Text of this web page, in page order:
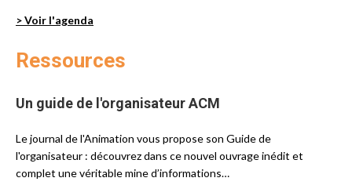
> Voir l'agenda
Ressources
Un guide de l'organisateur ACM
Le journal de l'Animation vous propose son Guide de
l'organisateur : découvrez dans ce nouvel ouvrage inédit et
complet une véritable mine d’informations…